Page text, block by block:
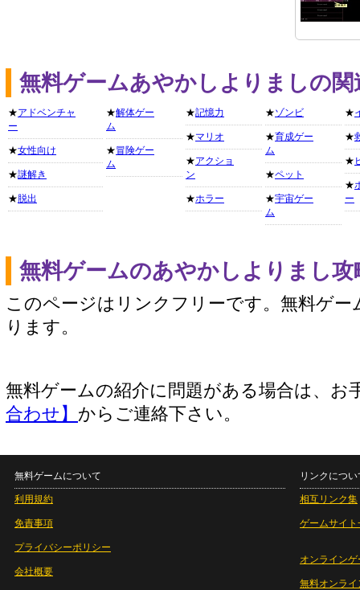
無料ゲームあやかしよりましの
★アドベンチャ
ー
★女性向け
★謎解き
★ 脱出
★解体ゲー
ム
★冒険ゲー
ム
★記憶力
★マリオ
★アクショ
ン
★ホラー
★ゾンビ
★育成ゲー
ム
★ペット
★宇宙ゲー
ム
★
★
★
★
ー
無料ゲームのあやかしよりまし
このページはリンクフリーです。無料ゲー
ります。
無料ゲームの紹介に問題がある場合は、お
合わせ】 からご連絡下さい。
無料ゲームについて
利用規約
免責事項
プライバシーポリシー
会社概要
リンクについ
相互リンク集
ゲームサイト
オンラインゲ
無料オンライ